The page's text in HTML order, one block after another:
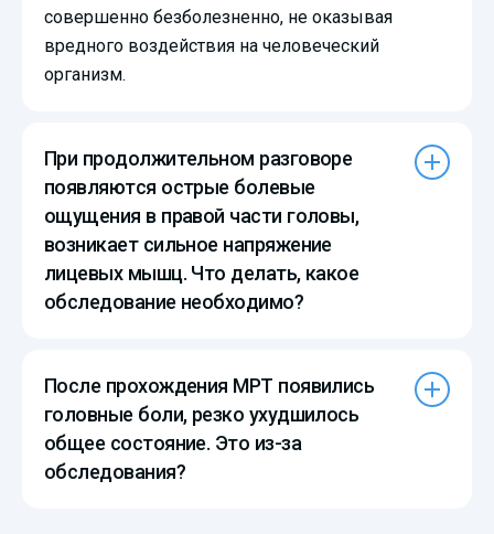
совершенно безболезненно, не оказывая
вредного воздействия на человеческий
организм.
При продолжительном разговоре
появляются острые болевые
ощущения в правой части головы,
возникает сильное напряжение
лицевых мышц. Что делать, какое
обследование необходимо?
После прохождения МРТ появились
головные боли, резко ухудшилось
общее состояние. Это из-за
обследования?